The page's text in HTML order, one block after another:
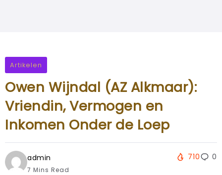
Artikelen
Owen Wijndal (AZ Alkmaar):
Vriendin, Vermogen en
Inkomen Onder de Loep
admin
7 Mins Read
710 0